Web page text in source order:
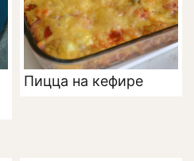
Пицца на кефире